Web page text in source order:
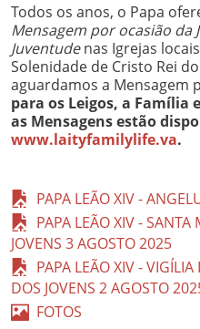
Todos os anos, o Papa
Mensagem por ocasião da
Juventudenas Igrejas
Solenidade de Cristo Rei
aguardamos a Mensagem
para os Leigos, a Família
as Mensagens estão
www.laityfamilylife.va.
PAPA LEÃO XIV -
PAPA LEÃO XIV - SANTA
JOVENS 3 AGOSTO 2025
PAPA LEÃO XIV -
DOS JOVENS 2 AGOSTO
FOTOS